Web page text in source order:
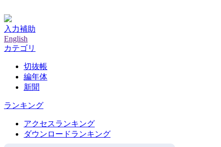
入力補助
English
カテゴリ
切抜帳
編年体
新聞
ランキング
アクセスランキング
ダウンロードランキング